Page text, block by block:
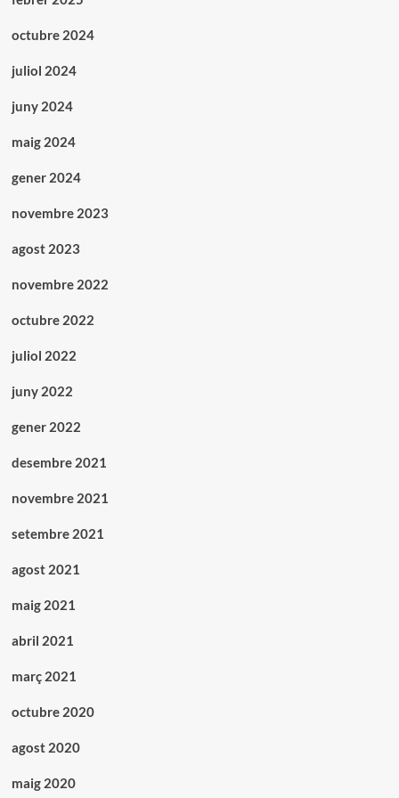
octubre 2024
juliol 2024
juny 2024
maig 2024
gener 2024
novembre 2023
agost 2023
novembre 2022
octubre 2022
juliol 2022
juny 2022
gener 2022
desembre 2021
novembre 2021
setembre 2021
agost 2021
maig 2021
abril 2021
març 2021
octubre 2020
agost 2020
maig 2020